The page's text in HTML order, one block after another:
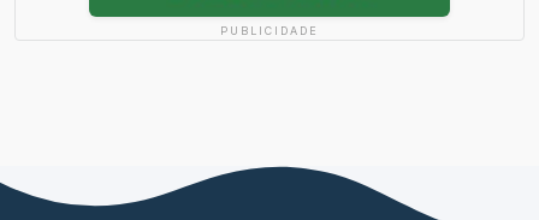
PUBLICIDADE